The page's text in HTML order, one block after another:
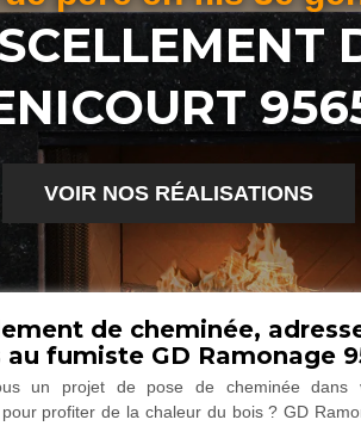
VOIR NOS RÉALISATIONS
de cheminée,
au fumiste GD Ramonage
un projet de pose de cheminée dans
profiter de la chaleur du bois ? GD